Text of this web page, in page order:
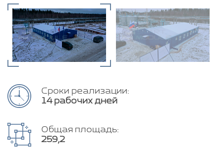
Сроки реализации:
14 рабочих дней
Общая площадь:
259,2